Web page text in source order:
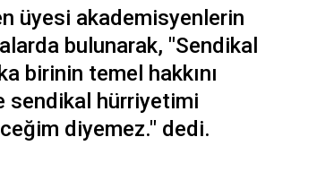
üyesi akademisyenlerin
bulunarak, "Sendikal
birinin temel hakkını
sendikal hürriyetimi
diyemez." dedi.